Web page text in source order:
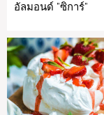
อัลมอนด์ "ซิการ์"